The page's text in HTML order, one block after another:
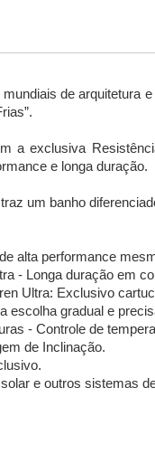
de arquitetura
a exclusiva
e longa duração.
um banho
alta performance
- Longa duração em
Ultra: Exclusivo
escolha gradual e
- Controle de
de Inclinação.
e outros sistemas